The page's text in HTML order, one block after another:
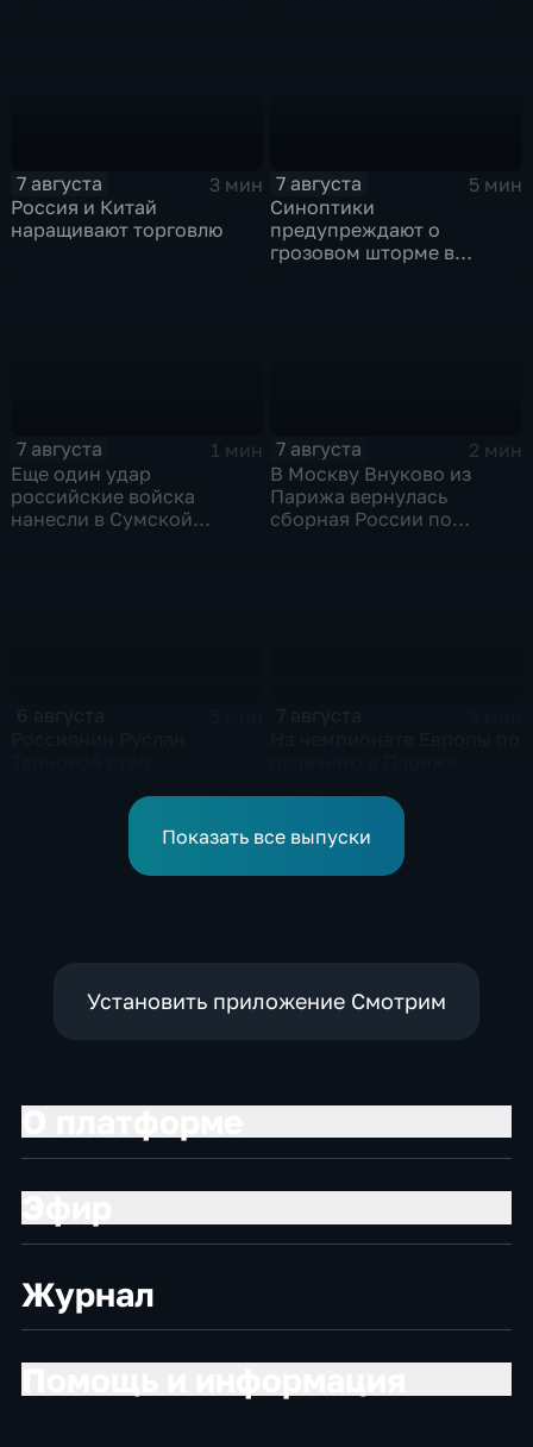
7 августа
3 мин
Россия и Китай
наращивают торговлю
7 августа
5 мин
Синоптики
предупреждают о
грозовом шторме в
7 августа
1 мин
Еще один удар
российские войска
нанесли в Сумской
7 августа
2 мин
В Москву Внуково из
Парижа вернулась
сборная России по
прыжках в воду с 10-ти
метровой вышки
соревнования по хай-
дайвингу
Показать все выпуски
Установить приложение Смотрим
Журнал